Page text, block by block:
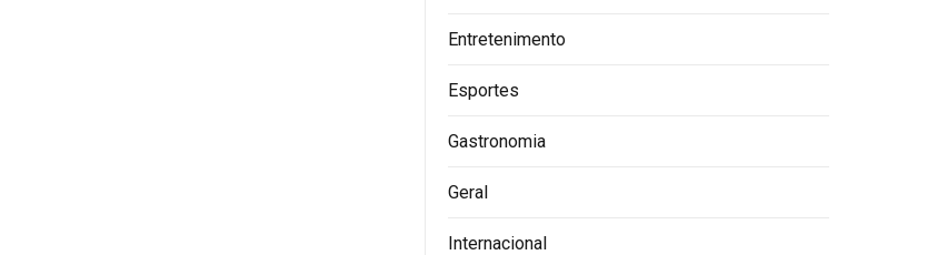
Entretenimento
Esportes
Gastronomia
Geral
Internacional